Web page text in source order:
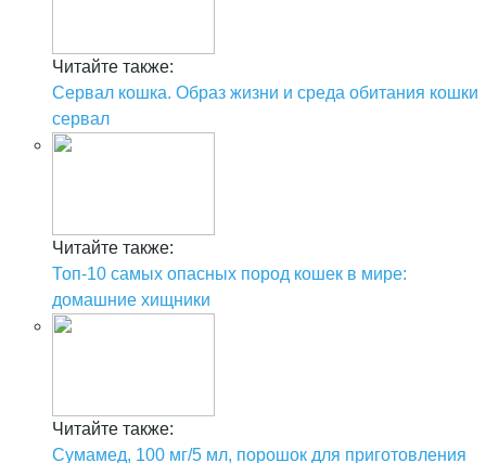
Читайте также:
Сервал кошка. Образ жизни и среда обитания кошки
сервал
Читайте также:
Топ-10 самых опасных пород кошек в мире:
домашние хищники
Читайте также:
Сумамед, 100 мг/5 мл, порошок для приготовления